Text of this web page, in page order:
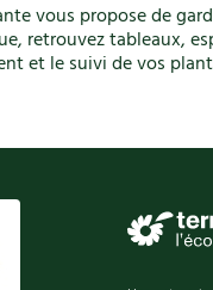
vous propose de
retrouvez tableaux,
et le suivi de vos